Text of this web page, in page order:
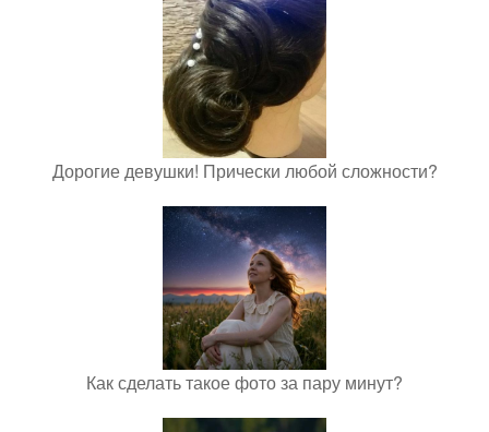
Дорогие девушки! Прически любой сложности?
Как сделать такое фото за пару минут?